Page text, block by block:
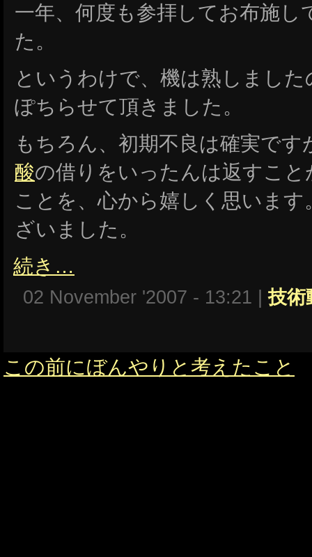
一年、何度も参拝してお布施し
た。
というわけで、機は熟しまし
ぽちらせて頂きました。
もちろん、初期不良は確実です
酸の借りをいったんは返すこ
ことを、心から嬉しく思いま
ざいました。
続き…
02 November '2007 - 13:21 |技術
この前にぼんやりと考えたこと